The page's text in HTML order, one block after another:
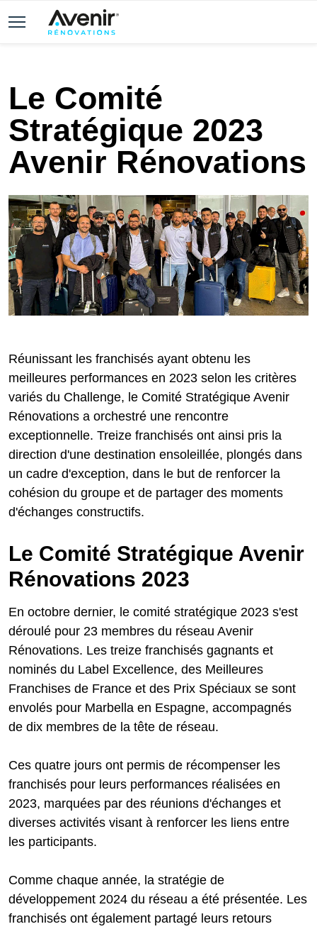
Le Comité
Stratégique 2023
Avenir Rénovations
Réunissant les franchisés ayant obtenu les
meilleures performances en 2023 selon les critères
variés du Challenge, le Comité Stratégique Avenir
Rénovations a orchestré une rencontre
exceptionnelle. Treize franchisés ont ainsi pris la
direction d'une destination ensoleillée, plongés dans
un cadre d'exception, dans le but de renforcer la
cohésion du groupe et de partager des moments
d'échanges constructifs.
Le Comité Stratégique Avenir
Rénovations 2023
En octobre dernier, le comité stratégique 2023 s'est
déroulé pour 23 membres du réseau Avenir
Rénovations. Les treize franchisés gagnants et
nominés du Label Excellence, des Meilleures
Franchises de France et des Prix Spéciaux se sont
envolés pour Marbella en Espagne, accompagnés
de dix membres de la tête de réseau.
Ces quatre jours ont permis de récompenser les
franchisés pour leurs performances réalisées en
2023, marquées par des réunions d'échanges et
diverses activités visant à renforcer les liens entre
les participants.
Comme chaque année, la stratégie de
développement 2024 du réseau a été présentée. Les
franchisés ont également partagé leurs retours